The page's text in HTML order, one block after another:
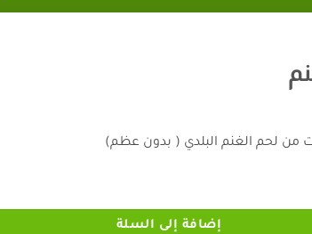
إضافة إلى السلة